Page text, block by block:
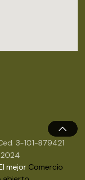
3-101-879421
mejor Comercio